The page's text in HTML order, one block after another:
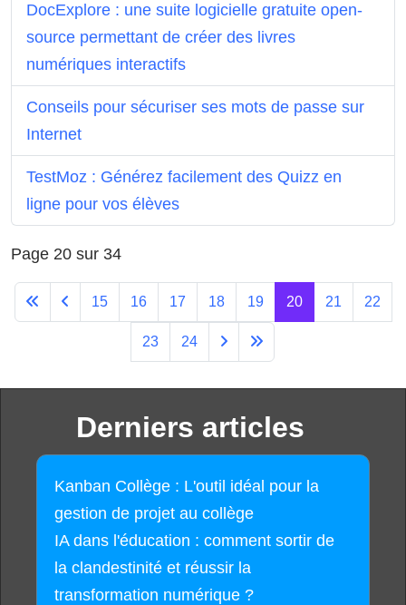
DocExplore : une suite logicielle gratuite open-
source permettant de créer des livres
numériques interactifs
Conseils pour sécuriser ses mots de passe sur
Internet
TestMoz : Générez facilement des Quizz en
ligne pour vos élèves
Page 20 sur 34
15 16 17 18 19 20 21 22
23 24
Derniers articles
Kanban Collège : L'outil idéal pour la
gestion de projet au collège
IA dans l'éducation : comment sortir de
la clandestinité et réussir la
transformation numérique ?